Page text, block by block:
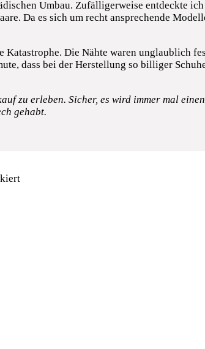
Umbau. Zufälligerweise entdeckte
Da es sich um recht ansprechende
Die Nähte waren unglaublich
dass bei der Herstellung so billiger
zu erleben. Sicher, es wird immer mal
gehabt.